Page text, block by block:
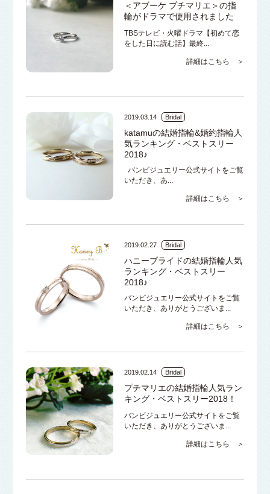
＜アブーケ プチマリエ＞の指
輪がドラマで使用されました
TBSテレビ・火曜ドラマ【初めて恋
をした日に読む話】最終...
詳細はこちら ＞
2019.03.14 Bridal
katamuの結婚指輪&婚約指輪人
気ランキング・ベストスリー
2018♪
バンビジュエリー公式サイトをご覧
いただき、あ...
詳細はこちら ＞
2019.02.27 Bridal
ハニーブライドの結婚指輪人気
ランキング・ベストスリー
2018♪
バンビジュエリー公式サイトをご覧
いただき、ありがとうございま...
詳細はこちら ＞
2019.02.14 Bridal
プチマリエの結婚指輪人気ラン
キング・ベストスリー2018！
バンビジュエリー公式サイトをご覧
いただき、ありがとうございま...
詳細はこちら ＞